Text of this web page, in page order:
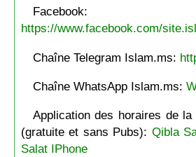
Facebook:
https://www.facebook.com/
Chaîne Telegram Islam.ms:
Chaîne WhatsApp Islam.ms:
Application des horaires de
(gratuite et sans Pubs): Qibla
Salat IPhone